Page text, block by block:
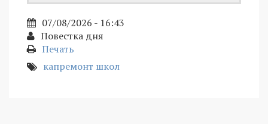
07/08/2026 - 16:43
Повестка дня
Печать
капремонт школ